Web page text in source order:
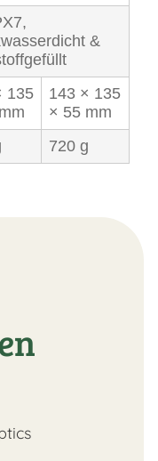
&
135
143 × 135
× 55 mm
720 g